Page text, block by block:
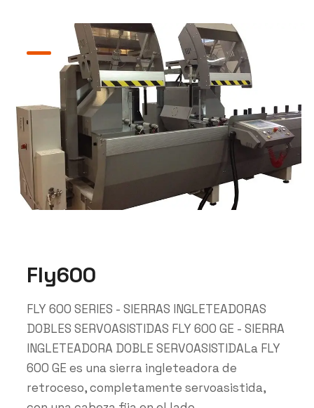
Fly600
FLY 600 SERIES - SIERRAS INGLETEADORAS
DOBLES SERVOASISTIDAS FLY 600 GE - SIERRA
INGLETEADORA DOBLE SERVOASISTIDALa FLY
600 GE es una sierra ingleteadora de
retroceso, completamente servoasistida,